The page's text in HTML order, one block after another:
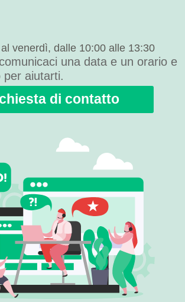
venerdì, dalle 10:00 alle 13:30
una data e un orario e
per aiutarti.
di contatto